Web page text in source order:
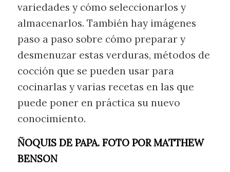
variedades y cómo seleccionarlos y
almacenarlos. También hay imágenes
paso a paso sobre cómo preparar y
desmenuzar estas verduras, métodos de
cocción que se pueden usar para
cocinarlas y varias recetas en las que
puede poner en práctica su nuevo
conocimiento.
ÑOQUIS DE PAPA. FOTO POR MATTHEW
BENSON